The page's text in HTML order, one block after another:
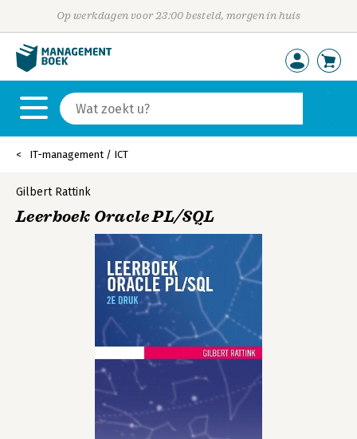
Op werkdagen voor 23:00 besteld, morgen in huis
IT-management / ICT
Gilbert Rattink
Leerboek Oracle PL/SQL